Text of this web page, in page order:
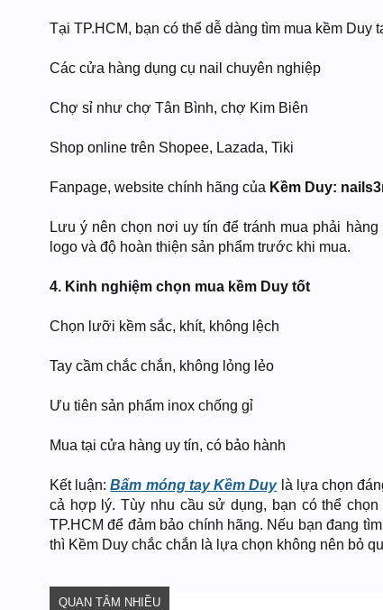
Tại TP.HCM, bạn có thể dễ dàng tìm mua kềm Duy
Các cửa hàng dụng cụ nail chuyên nghiệp
Chợ sỉ như chợ Tân Bình, chợ Kim Biên
Shop online trên Shopee, Lazada, Tiki
Fanpage, website chính hãng của Kềm Duy:
Lưu ý nên chọn nơi uy tín để tránh mua phải
logo và độ hoàn thiện sản phẩm trước khi mua.
4. Kinh nghiệm chọn mua kềm Duy tốt
Chọn lưỡi kềm sắc, khít, không lệch
Tay cầm chắc chắn, không lỏng lẻo
Ưu tiên sản phẩm inox chống gỉ
Mua tại cửa hàng uy tín, có bảo hành
Kết luận:Bấm móng tay Kềm Duylà lựa chọn
cả hợp lý. Tùy nhu cầu sử dụng, bạn có thể
TP.HCM để đảm bảo chính hãng. Nếu bạn đang
thì Kềm Duy chắc chắn là lựa chọn không nên bỏ
QUAN TÂM NHIỀU